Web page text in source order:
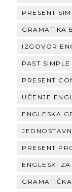
PRESENT
GRAMATIKA
IZGOVOR
PAST SIMPLE
PRESENT
UČENJE
ENGLESKA
PRESENT
ENGLESKI